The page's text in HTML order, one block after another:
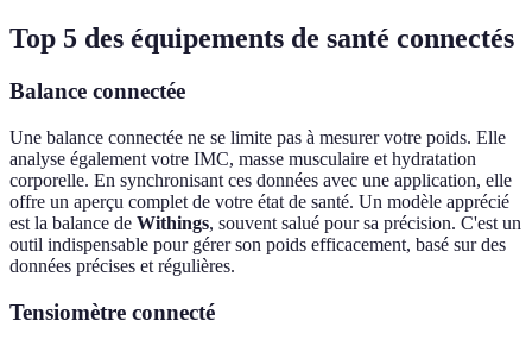
Top 5 des équipements de santé connectés
Balance connectée
Une balance connectée ne se limite pas à mesurer votre poids. Elle
analyse également votre IMC, masse musculaire et hydratation
corporelle. En synchronisant ces données avec une application, elle
offre un aperçu complet de votre état de santé. Un modèle apprécié
est la balance de Withings, souvent salué pour sa précision. C'est un
outil indispensable pour gérer son poids efficacement, basé sur des
données précises et régulières.
Tensiomètre connecté